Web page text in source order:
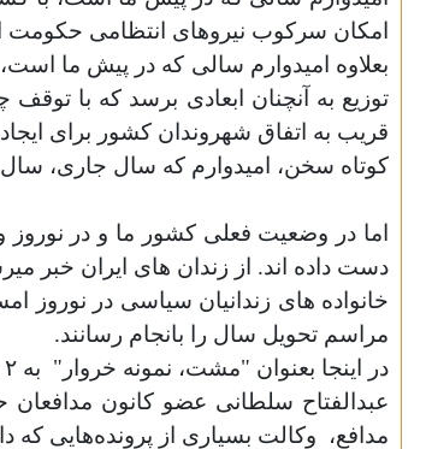
امکان سرکوب نیروهای انتظامی حکومت
بعلاوه امیدوارم سالی که در پیش ما
توزیع به آنچنان ابعادی برسد که با
قریب به اتفاق شهروندان کشور برای
کوتاه سخن، امیدوارم که سال جاری، سال
اما در وضعیت فعلی کشور ما و در نوروز و
دست داده اند. از زندان های ایران خبر
خانواده های زندانیان سیاسی در
مراسم تحویل سال را بانجام رسانند.
در اینجا بعنوان "مشت، نمونه خروار" به ۲
عبدالفتاح سلطانی عضو کانون
مدافع،
وکالت بسياری از پرونده‌هايی که